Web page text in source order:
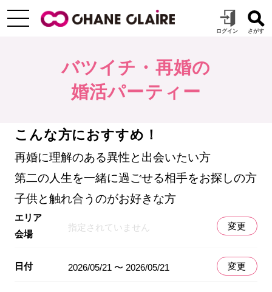
バツイチ・再婚の
婚活パーティー
こんな方におすすめ！
再婚に理解のある異性と出会いたい方
第二の人生を一緒に過ごせる相手をお探しの方
子供と触れ合うのがお好きな方
エリア
会場
指定されていません 変更
日付 2026/05/21 〜 2026/05/21 変更